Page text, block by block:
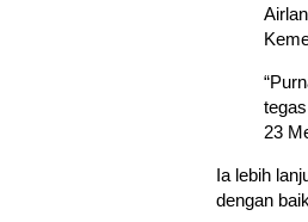
23
Ia lebih
dengan